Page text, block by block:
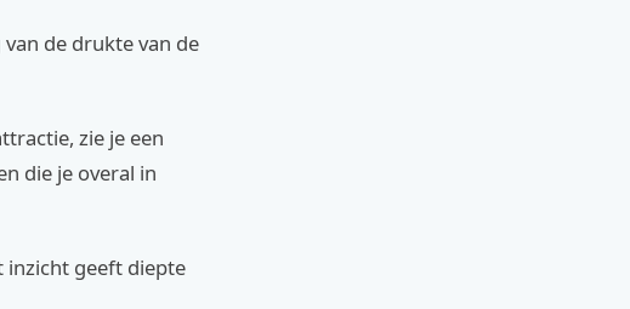
de drukte van de
zie je een
die je overal in
inzicht geeft diepte